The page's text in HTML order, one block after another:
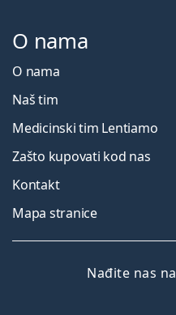
O nama
O nama
Naš tim
Medicinski tim Lentiamo
Zašto kupovati kod nas
Kontakt
Mapa stranice
Nađite nas na